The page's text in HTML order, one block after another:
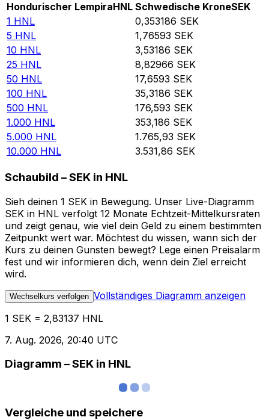
Hondurischer LempiraHNL Schwedische KroneSEK
1 HNL 0,353186 SEK
5 HNL 1,76593 SEK
10 HNL 3,53186 SEK
25 HNL 8,82966 SEK
50 HNL 17,6593 SEK
100 HNL 35,3186 SEK
500 HNL 176,593 SEK
1.000 HNL 353,186 SEK
5.000 HNL 1.765,93 SEK
10.000 HNL 3.531,86 SEK
Schaubild – SEK in HNL
Sieh deinen 1 SEK in Bewegung. Unser Live-Diagramm
SEK in HNL verfolgt 12 Monate Echtzeit-Mittelkursraten
und zeigt genau, wie viel dein Geld zu einem bestimmten
Zeitpunkt wert war. Möchtest du wissen, wann sich der
Kurs zu deinen Gunsten bewegt? Lege einen Preisalarm
fest und wir informieren dich, wenn dein Ziel erreicht
wird.
Wechselkurs verfolgen Vollständiges Diagramm anzeigen
1 SEK = 2,83137 HNL
7. Aug. 2026, 20:40 UTC
Diagramm – SEK in HNL
Vergleiche und speichere